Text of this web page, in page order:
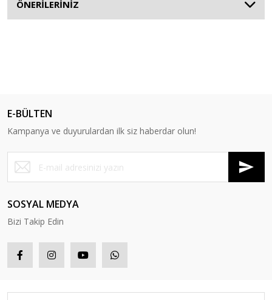
ÖNERİLERİNİZ
E-BÜLTEN
Kampanya ve duyurulardan ilk siz haberdar olun!
SOSYAL MEDYA
Bizi Takip Edin